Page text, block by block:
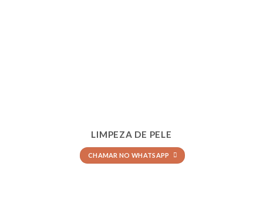
LIMPEZA DE PELE
CHAMAR NO WHATSAPP